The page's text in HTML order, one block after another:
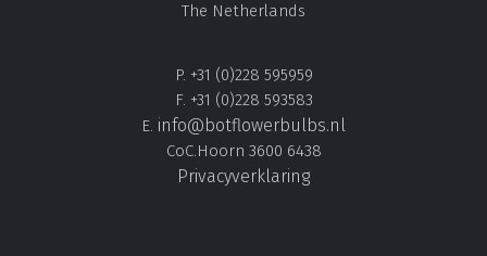
The Netherlands
P. +31 (0)228 595959
F. +31 (0)228 593583
E. info@botflowerbulbs.nl
CoC.Hoorn 3600 6438
Privacyverklaring